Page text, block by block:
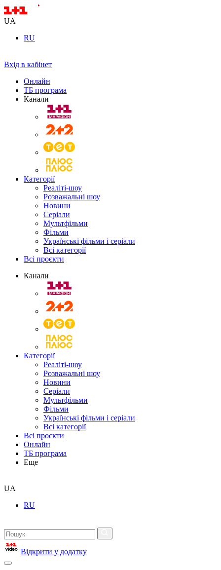
UA
RU
Вхід в кабінет
Онлайн
ТБ програма
Канали
Категорії
Реаліті-шоу
Розважальні шоу
Новини
Серіали
Мультфільми
Фільми
Українські фільми і серіали
Всі категорії
Всі проєкти
Канали
Категорії
Реаліті-шоу
Розважальні шоу
Новини
Серіали
Мультфільми
Фільми
Українські фільми і серіали
Всі категорії
Всі проєкти
Онлайн
ТБ програма
Еще
UA
RU
Відкрити у додатку